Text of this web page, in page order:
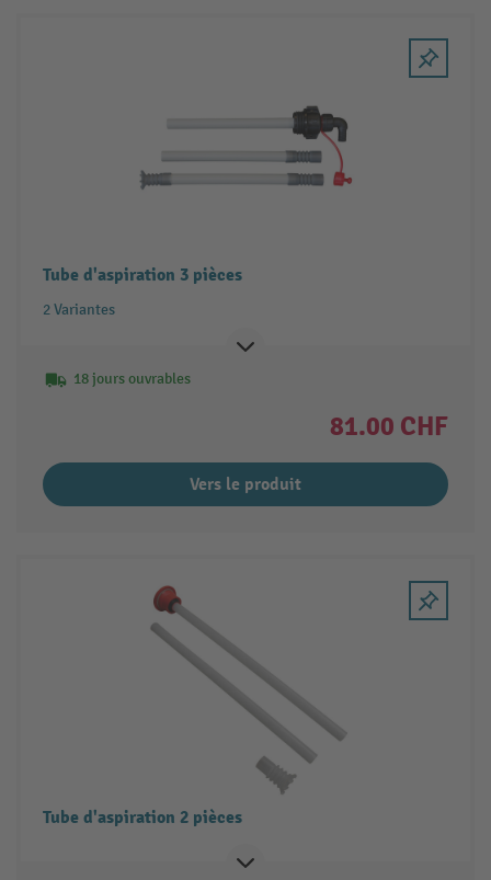
Tube d'aspiration 3 pièces
2 Variantes
18 jours ouvrables
81.00 CHF
Vers le produit
Tube d'aspiration 2 pièces